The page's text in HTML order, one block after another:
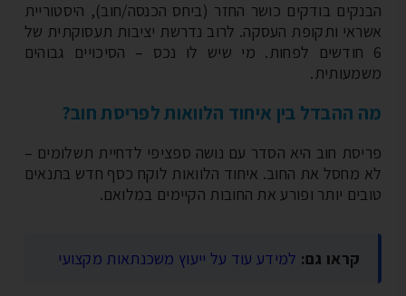
בודקים כושר החזר (ביחס הכנסה/חוב), היסטוריית
ותקופת העסקה. לרוב נדרשת יציבות תעסוקתית של
חודשים לפחות. מי שיש לו נכס – הסיכויים גבוהים
ההבדל בין איחוד הלוואות לפריסת חוב?
חוב היא הסדר עם נושה ספציפי לדחיית תשלומים –
מחסל את החוב. איחוד הלוואות לוקח כסף חדש בתנאים
יותר ופורע את החובות הקיימים במלואם.
קראו גם:למידע עוד על ייעוץ משכנתאות מקצועי